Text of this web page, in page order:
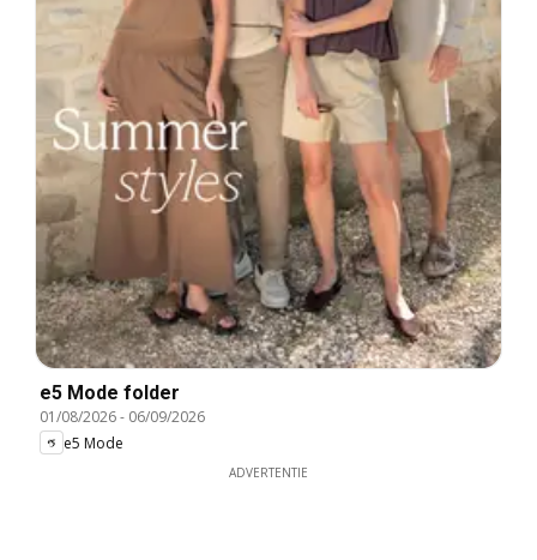
e5 Mode folder
01/08/2026- 06/09/2026
e5 Mode
ADVERTENTIE